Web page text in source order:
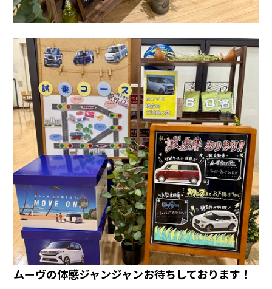
ムーヴの体感ジャンジャンお待ちしております！